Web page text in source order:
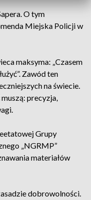
O tym
Miejska Policji w
maksyma: „Czasem
Zawód ten
na świecie.
precyzja,
Grupy
„NGRMP”
materiałów
dobrowolności.